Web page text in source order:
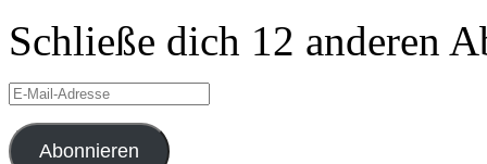
Schließe dich 12 anderen
E-
Mail-
Adresse
Abonnieren